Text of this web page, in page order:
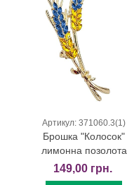
Артикул: 371060.3(1)
Брошка "Колосок"
лимонна позолота
149,00 грн.